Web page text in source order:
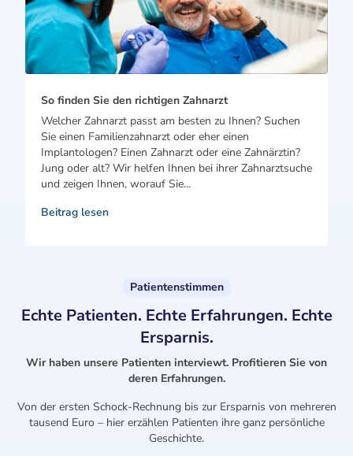
So finden Sie den richtigen Zahnarzt
Welcher Zahnarzt passt am besten zu Ihnen? Suchen
Sie einen Familienzahnarzt oder eher einen
Implantologen? Einen Zahnarzt oder eine Zahnärztin?
Jung oder alt? Wir helfen Ihnen bei ihrer Zahnarztsuche
und zeigen Ihnen, worauf Sie...
Beitrag lesen
Patientenstimmen
Echte Patienten. Echte Erfahrungen. Echte
Ersparnis.
Wir haben unsere Patienten interviewt. Profitieren Sie von
deren Erfahrungen.
Von der ersten Schock-Rechnung bis zur Ersparnis von mehreren
tausend Euro – hier erzählen Patienten ihre ganz persönliche
Geschichte.